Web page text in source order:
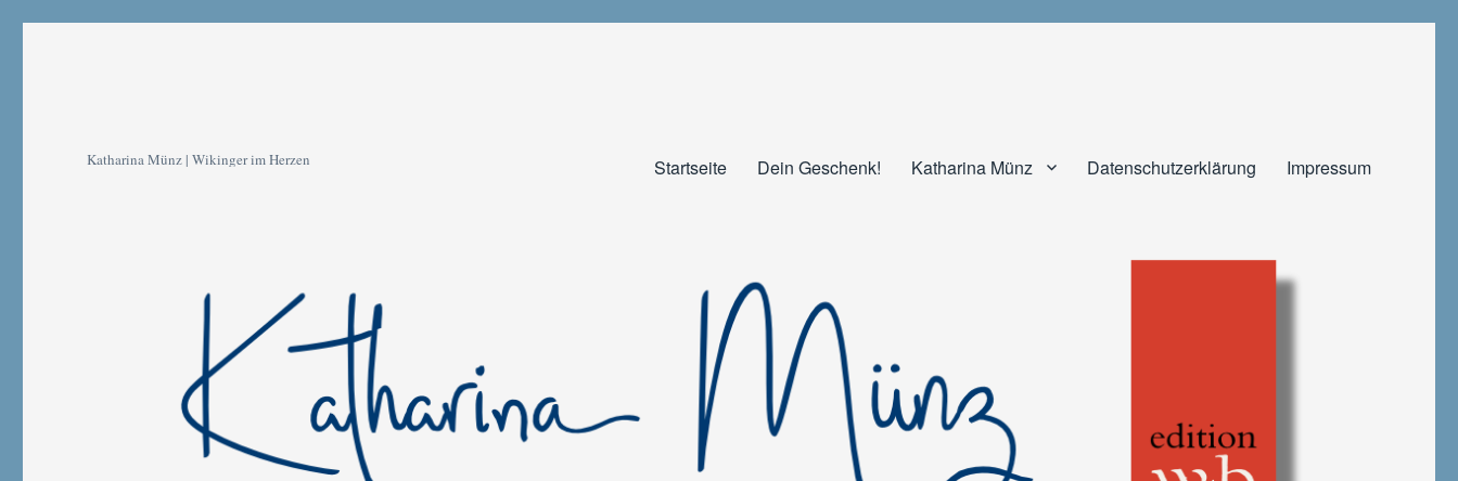
Katharina Münz | Wikinger im Herzen Startseite Dein Geschenk! Katharina Münz Datenschutzerklärung Impressum